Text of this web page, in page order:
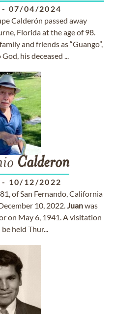
- 07/04/2024
Calderón passed away
Florida at the age of 98.
and friends as “Guango”,
his deceased ...
Calderon
- 10/12/2022
81, of San Fernando, California
10, 2022.Juanwas
on May 6, 1941. A visitation
held Thur...